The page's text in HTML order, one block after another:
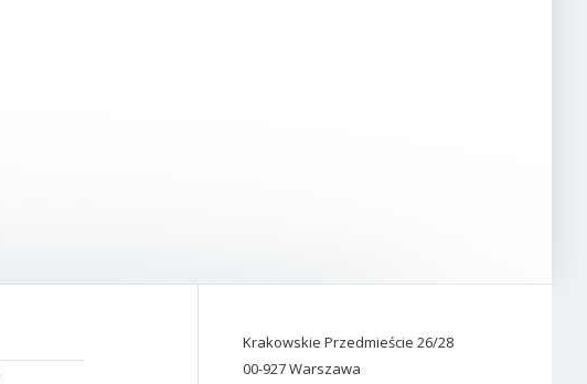
Krakowskie Przedmieście 26/28
00-927 Warszawa